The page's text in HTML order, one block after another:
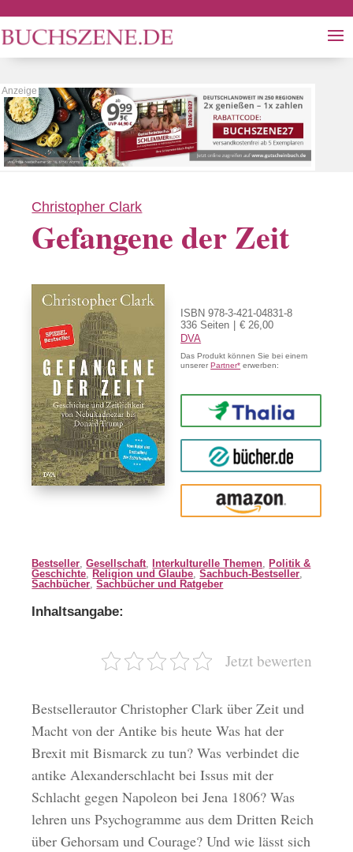
Christopher Clark
Gefangene der Zeit
ISBN 978-3-421-04831-8
336 Seiten
€ 26,00
DVA
Das Produkt können Sie bei einem
unsererPartner* erwerben:
Thalia
buecher.de
Amazon
Bestseller,Gesellschaft, Interkulturelle Themen, Politik &
Geschichte, Religion und Glaube,Sachbuch-Bestseller,
Sachbücher,Sachbücher und Ratgeber
Inhaltsangabe:
Jetzt bewerten
Bestsellerautor Christopher Clark über Zeit und
Macht von der Antike bis heute Was hat der
Brexit mit Bismarck zu tun? Was verbindet die
antike Alexanderschlacht bei Issus mit der
Schlacht gegen Napoleon bei Jena 1806? Was
lehren uns Psychogramme aus dem Dritten Reich
über Gehorsam und Courage? Und wie lässt sich